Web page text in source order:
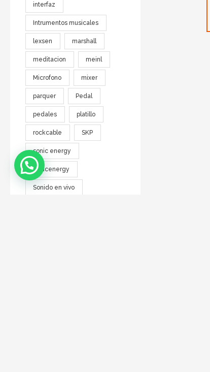
interfaz
Intrumentos musicales
lexsen marshall
meditacion meinl
Microfono mixer
parquer Pedal
pedales platillo
rockcable SKP
sonic energy
sonicenergy
Sonido en vivo